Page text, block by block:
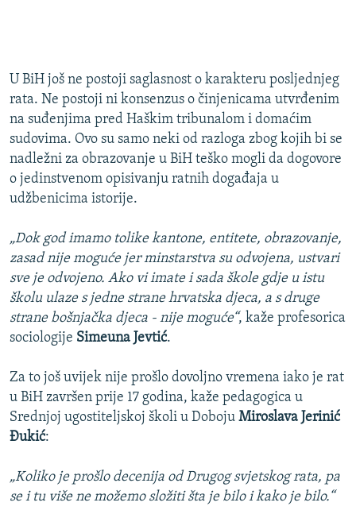
U BiH još ne postoji saglasnost o karakteru posljednjeg
rata. Ne postoji ni konsenzus o činjenicama utvrđenim
na suđenjima pred Haškim tribunalom i domaćim
sudovima. Ovo su samo neki od razloga zbog kojih bi se
nadležni za obrazovanje u BiH teško mogli da dogovore
o jedinstvenom opisivanju ratnih događaja u
udžbenicima istorije.
„Dok god imamo tolike kantone, entitete, obrazovanje,
zasad nije moguće jer minstarstva su odvojena, ustvari
sve je odvojeno. Ako vi imate i sada škole gdje u istu
školu ulaze s jedne strane hrvatska djeca, a s druge
strane bošnjačka djeca - nije moguće“, kaže profesorica
sociologije Simeuna Jevtić.
Za to još uvijek nije prošlo dovoljno vremena iako je rat
u BiH završen prije 17 godina, kaže pedagogica u
Srednjoj ugostiteljskoj školi u Doboju Miroslava Jerinić
Đukić:
„Koliko je prošlo decenija od Drugog svjetskog rata, pa
se i tu više ne možemo složiti šta je bilo i kako je bilo.“